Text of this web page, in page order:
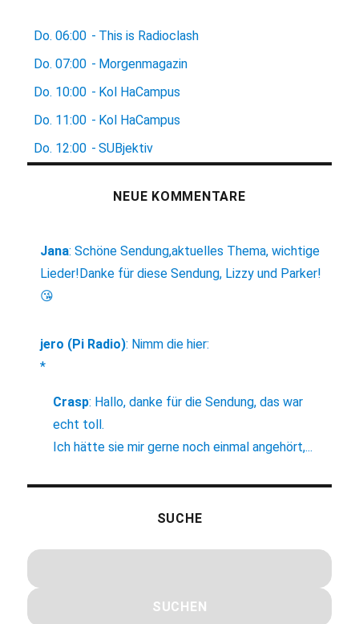
Do. 06:00 - This is Radioclash
Do. 07:00 - Morgenmagazin
Do. 10:00 - Kol HaCampus
Do. 11:00 - Kol HaCampus
Do. 12:00 - SUBjektiv
NEUE KOMMENTARE
Jana:Schöne Sendung,aktuelles Thema, wichtige
Lieder!Danke für diese Sendung, Lizzy und Parker!
😘
jero (Pi Radio): Nimm die hier:
*
Crasp: Hallo, danke für die Sendung, das war
echt toll.
Ich hätte sie mir gerne noch einmal angehört,...
SUCHE